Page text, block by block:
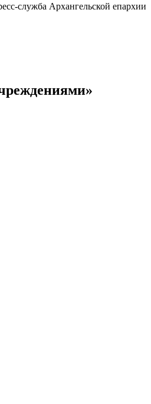
служба Архангельской епархии